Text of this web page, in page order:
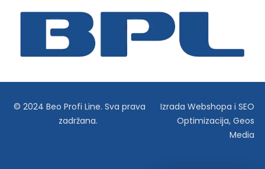
© 2024 Beo Profi Line. Sva prava
zadržana.
Izrada Webshopa iSEO
Optimizacija,Geos
Media